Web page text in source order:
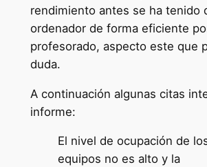
rendimiento antes se ha tenido
ordenador de forma eficiente
profesorado, aspecto este que
duda.
A continuación algunas citas
informe:
El nivel de ocupación de
equipos no es alto y la